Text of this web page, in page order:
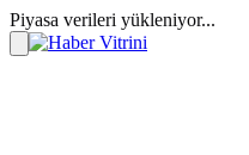
Piyasa verileri yükleniyor...